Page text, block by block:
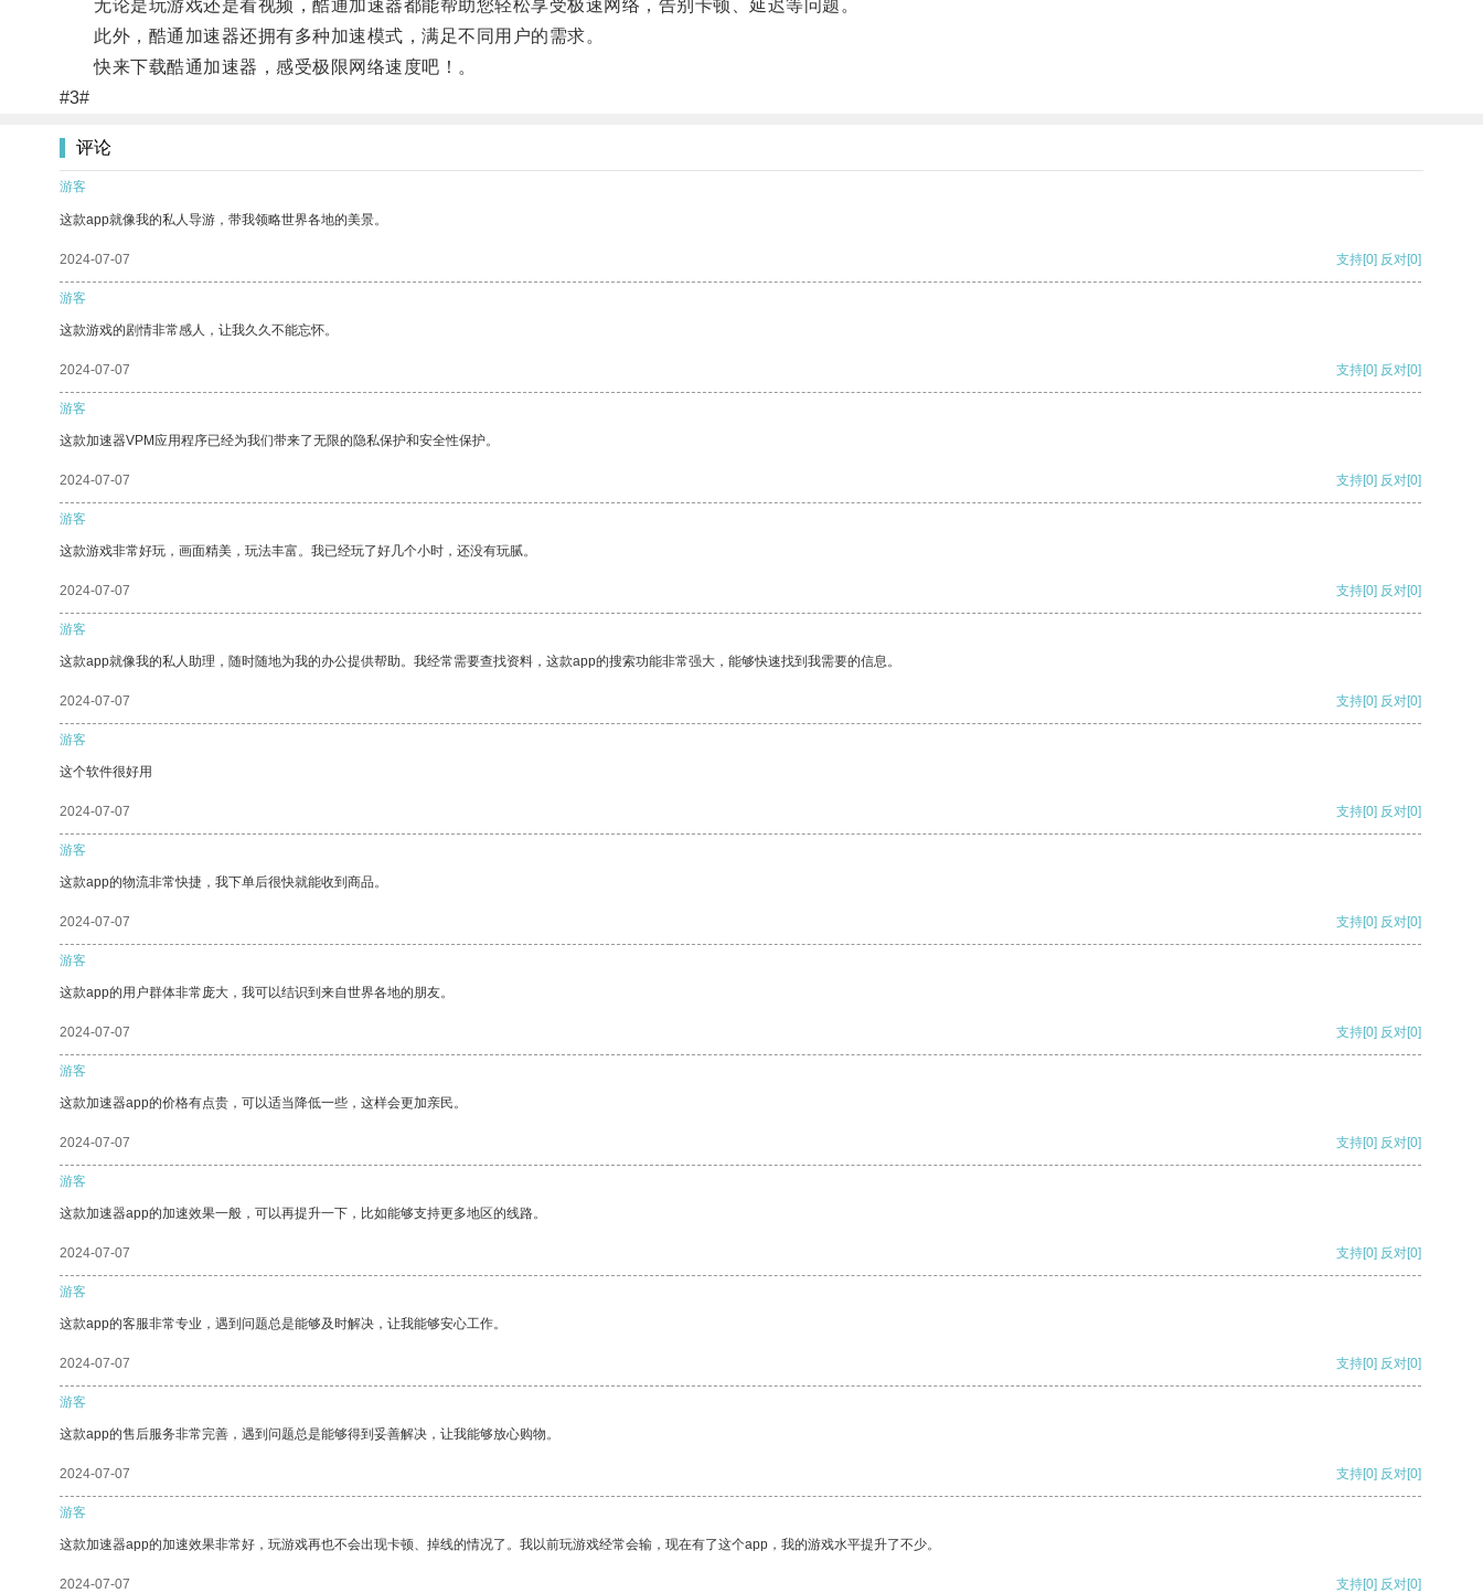
无论是玩游戏还是看视频，酷通加速器都能帮助您轻松享受极速网络，告别卡顿、延迟等问题。
此外，酷通加速器还拥有多种加速模式，满足不同用户的需求。
快来下载酷通加速器，感受极限网络速度吧！。
#3#
评论
游客
这款app就像我的私人导游，带我领略世界各地的美景。
2024-07-07 支持[0] 反对[0]
游客
这款游戏的剧情非常感人，让我久久不能忘怀。
2024-07-07 支持[0] 反对[0]
游客
这款加速器VPM应用程序已经为我们带来了无限的隐私保护和安全性保护。
2024-07-07 支持[0] 反对[0]
游客
这款游戏非常好玩，画面精美，玩法丰富。我已经玩了好几个小时，还没有玩腻。
2024-07-07 支持[0] 反对[0]
游客
这款app就像我的私人助理，随时随地为我的办公提供帮助。我经常需要查找资料，这款app的搜索功能非常强大，能够快速找到我需要的信息。
2024-07-07 支持[0] 反对[0]
游客
这个软件很好用
2024-07-07 支持[0] 反对[0]
游客
这款app的物流非常快捷，我下单后很快就能收到商品。
2024-07-07 支持[0] 反对[0]
游客
这款app的用户群体非常庞大，我可以结识到来自世界各地的朋友。
2024-07-07 支持[0] 反对[0]
游客
这款加速器app的价格有点贵，可以适当降低一些，这样会更加亲民。
2024-07-07 支持[0] 反对[0]
游客
这款加速器app的加速效果一般，可以再提升一下，比如能够支持更多地区的线路。
2024-07-07 支持[0] 反对[0]
游客
这款app的客服非常专业，遇到问题总是能够及时解决，让我能够安心工作。
2024-07-07 支持[0] 反对[0]
游客
这款app的售后服务非常完善，遇到问题总是能够得到妥善解决，让我能够放心购物。
2024-07-07 支持[0] 反对[0]
游客
这款加速器app的加速效果非常好，玩游戏再也不会出现卡顿、掉线的情况了。我以前玩游戏经常会输，现在有了这个app，我的游戏水平提升了不少。
2024-07-07 支持[0] 反对[0]